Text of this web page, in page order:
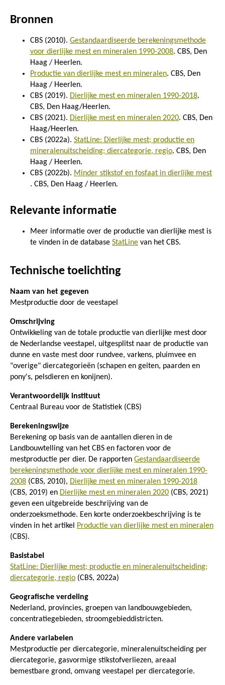
Bronnen
CBS (2010). Gestandaardiseerde berekeningsmethode
voor dierlijke mest en mineralen 1990-2008. CBS, Den
Haag / Heerlen.
Productie van dierlijke mest en mineralen. CBS, Den
Haag / Heerlen.
CBS (2019). Dierlijke mest en mineralen 1990-2018.
CBS, Den Haag/Heerlen.
CBS (2021). Dierlijke mest en mineralen 2020. CBS, Den
Haag/Heerlen.
CBS (2022a). StatLine: Dierlijke mest; productie en
mineralenuitscheiding; diercategorie, regio. CBS, Den
Haag / Heerlen.
CBS (2022b). Minder stikstof en fosfaat in dierlijke mest
. CBS, Den Haag / Heerlen.
Relevante informatie
Meer informatie over de productie van dierlijke mest is
te vinden in de database StatLine van het CBS.
Technische toelichting
Naam van het gegeven
Mestproductie door de veestapel
Omschrijving
Ontwikkeling van de totale productie van dierlijke mest door
de Nederlandse veestapel, uitgesplitst naar de productie van
dunne en vaste mest door rundvee, varkens, pluimvee en
"overige" diercategorieën (schapen en geiten, paarden en
pony's, pelsdieren en konijnen).
Verantwoordelijk instituut
Centraal Bureau voor de Statistiek (CBS)
Berekeningswijze
Berekening op basis van de aantallen dieren in de
Landbouwtelling van het CBS en factoren voor de
mestproductie per dier. De rapporten Gestandaardiseerde
berekeningsmethode voor dierlijke mest en mineralen 1990-
2008 (CBS, 2010), Dierlijke mest en mineralen 1990-2018
(CBS, 2019) en Dierlijke mest en mineralen 2020 (CBS, 2021)
geven een uitgebreide beschrijving van de
onderzoeksmethode. Een korte onderzoekbeschrijving is te
vinden in het artikel
Productie van dierlijke mest en mineralen
(CBS).
Basistabel
StatLine: Dierlijke mest; productie en mineralenuitscheiding;
diercategorie, regio (CBS, 2022a)
Geografische verdeling
Nederland, provincies, groepen van landbouwgebieden,
concentratiegebieden, stroomgebieddistricten.
Andere variabelen
Mestproductie per diercategorie, mineralenuitscheiding per
diercategorie, gasvormige stikstofverliezen, areaal
bemestbare grond, omvang veestapel per diercategorie.